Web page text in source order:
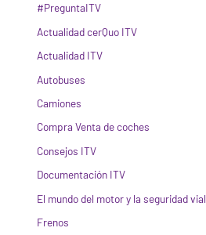
#PreguntaITV
Actualidad cerQuo ITV
Actualidad ITV
Autobuses
Camiones
Compra Venta de coches
Consejos ITV
Documentación ITV
El mundo del motor y la seguridad vial
Frenos